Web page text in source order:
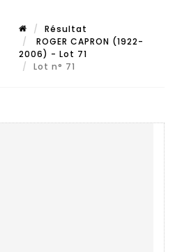
Résultat
ROGER CAPRON (1922-
2006) - Lot 71
Lot n° 71